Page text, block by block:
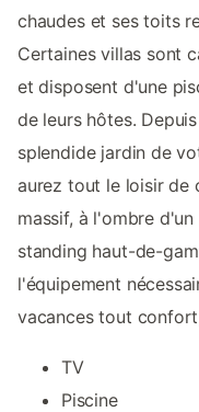
chaudes et ses toits
Certaines villas sont
et disposent d'une
de leurs hôtes.
splendide jardin de
aurez tout le loisir de
massif, à l'ombre
standing haut-de-
l'équipement
vacances tout
TV
Piscine